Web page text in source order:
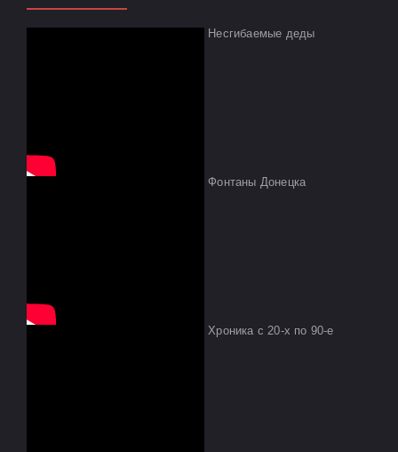
Несгибаемые деды
Фонтаны Донецка
Хроника с 20-х по 90-е